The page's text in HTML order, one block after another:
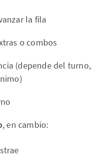
la fila
o combos
(depende del turno,
, en cambio: